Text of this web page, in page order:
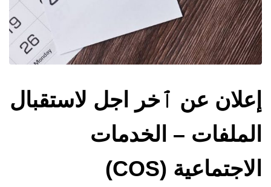
إعلان عن ٱخر اجل لاستقبال
الملفات – الخدمات
الاجتماعية (COS)